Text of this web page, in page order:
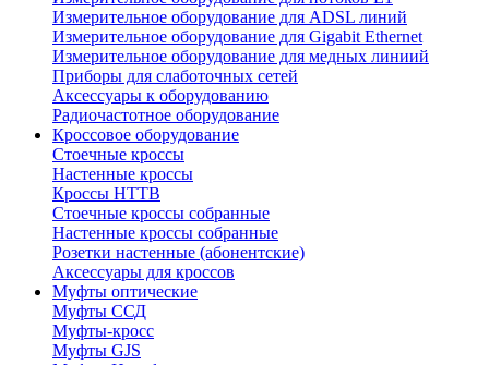
Измерительное оборудование для ADSL линий
Измерительное оборудование для Gigabit Ethernet
Измерительное оборудование для медных линиий
Приборы для слаботочных сетей
Аксессуары к оборудованию
Радиочастотное оборудование
Кроссовое оборудование
Стоечные кроссы
Настенные кроссы
Кроссы HTTB
Стоечные кроссы собранные
Настенные кроссы собранные
Розетки настенные (абонентские)
Аксессуары для кроссов
Муфты оптические
Муфты ССД
Муфты-кросс
Муфты GJS